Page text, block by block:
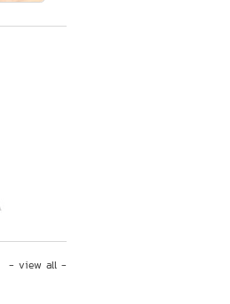
- view all -